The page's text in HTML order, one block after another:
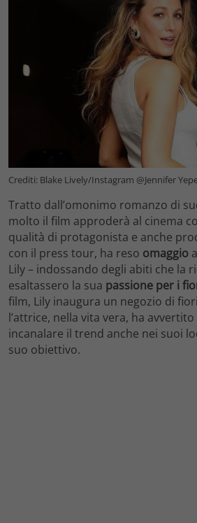
Crediti: Blake Lively/Instagram @Jennifer
Tratto dall’omonimo romanzo di
molto il film approderà al cinema
qualità di protagonista e anche
con il press tour, ha reso omaggio
Lily – indossando degli abiti che la
esaltassero la sua passione per i
film, Lily inaugura un negozio di
l’attrice, nella vita vera, ha
incanalare il trend anche nei suoi
suo obiettivo.